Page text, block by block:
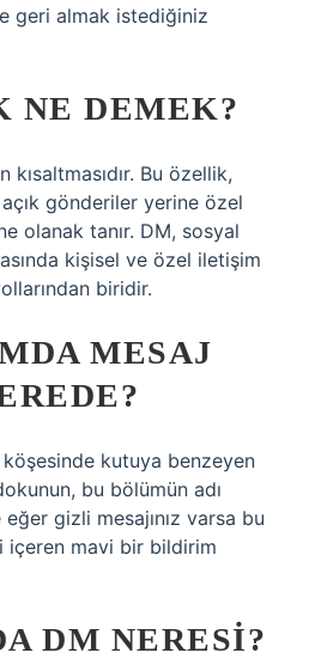
geri almak istediğiniz
NE DEMEK?
kısaltmasıdır. Bu özellik,
açık gönderiler yerine özel
olanak tanır. DM, sosyal
kişisel ve özel iletişim
biridir.
MESAJ
kutuya benzeyen
bu bölümün adı
gizli mesajınız varsa bu
içeren mavi bir bildirim
DM NERESI?